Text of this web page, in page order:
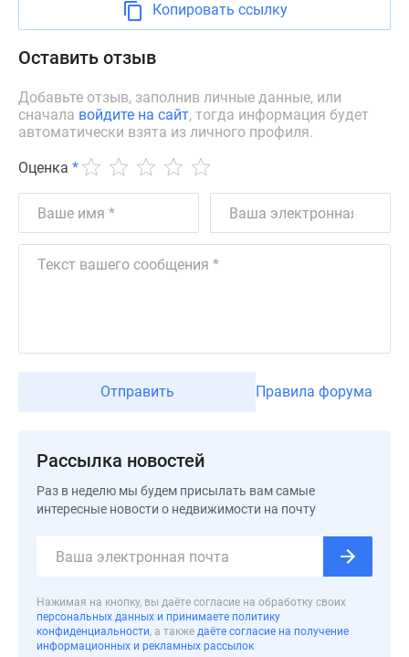
Новости
недвижимости
эксперта
Аналитика
рынка
Покупателю
Экспертиза
новостроек
авторы
Реклама
Машино-
места
Апартаменты
ипотека
Квартиры
Копировать ссылку
Оставить отзыв
Добавьте отзыв, заполнив личные данные, или
сначала войдите на сайт, тогда информация будет
автоматически взята из личного профиля.
Оценка *
Отправить Правила форума
Рассылка новостей
Раз в неделю мы будем присылать вам самые
интересные новости о недвижимости на почту
Нажимая на кнопку, вы даёте согласие на обработку своих
персональных данных и принимаете политику
конфиденциальности, а также даёте согласие на получение
информационных и рекламных рассылок